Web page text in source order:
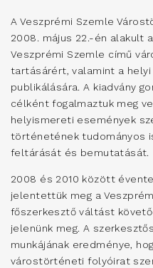
A Veszprémi Szemle
2008. május 22.-én alakult
Veszprémi Szemle című
tartásárért, valamint a
publikálására. A kiadvány
célként fogalmaztuk meg
helyismereti események
történetének tudományos
feltárását és bemutatását.
2008 és 2010 között
jelentettük meg a
főszerkesztő váltást
jelenünk meg. A
munkájának eredménye,
várostörténeti folyóirat